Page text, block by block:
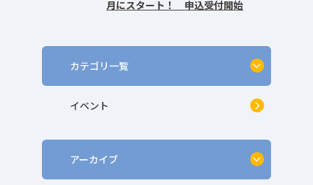
月にスタート！ 申込受付開始
カテゴリ一覧
イベント
アーカイブ